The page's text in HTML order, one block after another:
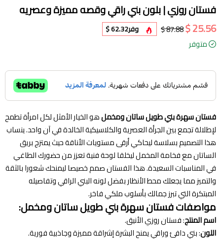
فستان روزي | بلون بني راقي وقصه مميزة وعصريه
25.56 $
87.88 $ وفر62.32 $
متوفر
فستان سهرة بني طويل ساتان ومخملهو الخيار الأمثل لكل امرأة تطمح
لإطلالة تجمع بين الجرأة العصرية والكلاسيكية الخالدة في آن واحد. ينساب
هذا التصميم بسلاسة ليحاكي أرقى مستويات الأناقة حيث يمتزج بريق
الساتان مع فخامة المخمل ليخلقا لوحة فنية تعزز من حضورك الطاغي
في المناسبات السعيدة. هذا الفستان صمم خصيصا ليمنحك شعورا بالثقة
والتميز مما يجعلك محط الأنظار بفضل لونه البني الراقي وتفاصيله
المبتكرة التي تبرز جمالك بأسلوب ملكي فاخر.
مواصفات فستان سهرة بني طويل ساتان ومخمل:
اسم المنتج: فستان روزي الأنيق.
اللون: بني دافئ وراقي يمنح البشرة إشراقة مميزة وجاذبية فورية.